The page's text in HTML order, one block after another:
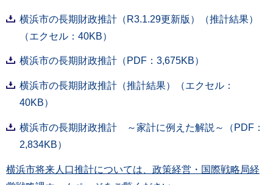
横浜市の長期財政推計（R3.1.29更新版）（推計結果）
（エクセル：40KB）
横浜市の長期財政推計（PDF：3,675KB）
横浜市の長期財政推計（推計結果）（エクセル：
40KB）
横浜市の長期財政推計 ～家計に例えた解説～（PDF：
2,834KB）
横浜市将来人口推計については、政策経営・国際戦略局経